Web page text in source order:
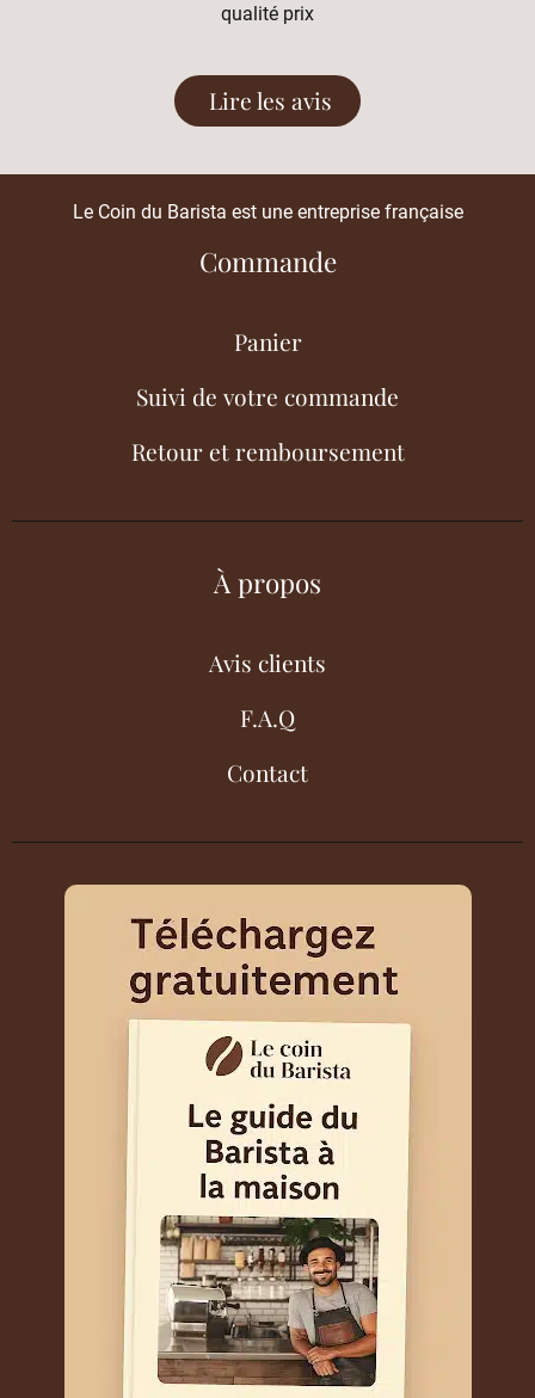
qualité prix
Lire les avis
Le Coin du Barista est une entreprise française
Commande
Panier
Suivi de votre commande
Retour et remboursement
À propos
Avis clients
F.A.Q
Contact